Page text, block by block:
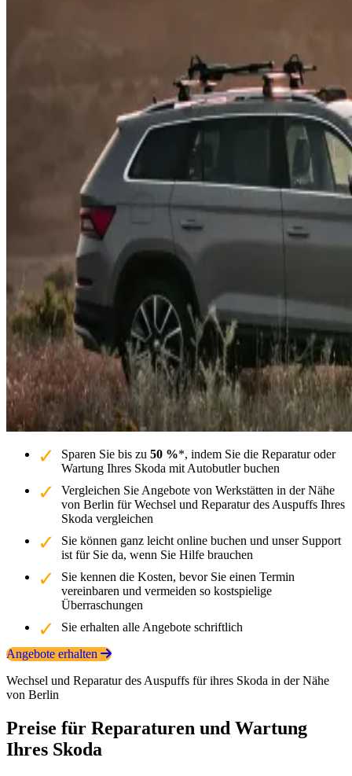
Sparen Sie bis zu 50 %*, indem Sie die Reparatur oder
Wartung Ihres Skoda mit Autobutler buchen
Vergleichen Sie Angebote von Werkstätten in der Nähe
von Berlin für Wechsel und Reparatur des Auspuffs Ihres
Skoda vergleichen
Sie können ganz leicht online buchen und unser Support
ist für Sie da, wenn Sie Hilfe brauchen
Sie kennen die Kosten, bevor Sie einen Termin
vereinbaren und vermeiden so kostspielige
Überraschungen
Sie erhalten alle Angebote schriftlich
Angebote erhalten
Wechsel und Reparatur des Auspuffs für ihres Skoda in der Nähe
von Berlin
Preise für Reparaturen und Wartung
Ihres Skoda